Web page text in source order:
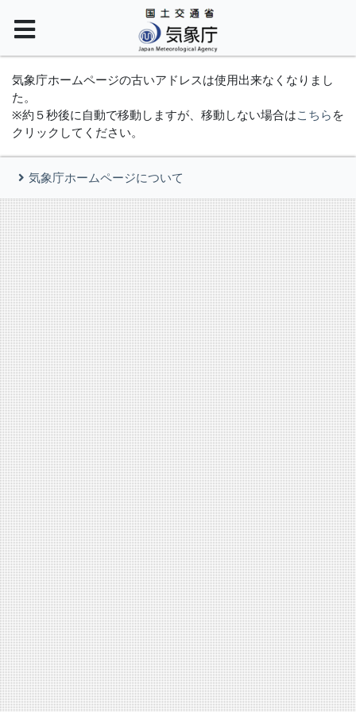
気象庁ホームページの古いアドレスは使用出来なくなりまし
た。
※約５秒後に自動で移動しますが、移動しない場合はこちら を
クリックしてください。
気象庁ホームページについて